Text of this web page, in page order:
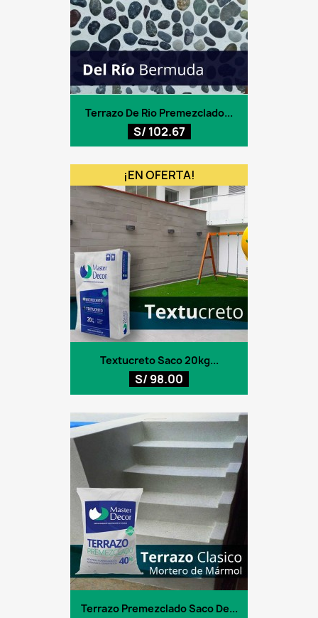
Terrazo De Rio Premezclado...
S/ 102.67
Textucreto Saco 20kg...
S/ 98.00
¡EN OFERTA!
Terrazo Premezclado Saco De...